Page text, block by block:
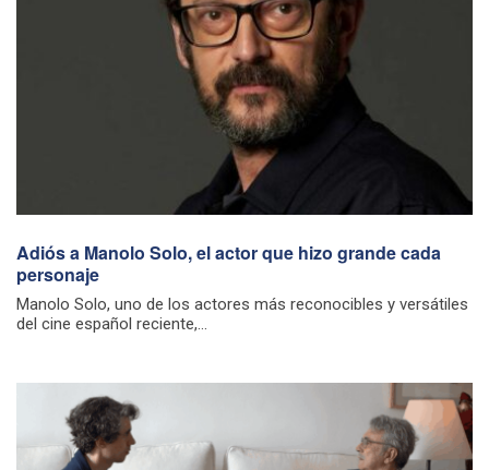
Adiós a Manolo Solo, el actor que hizo grande cada
personaje
Manolo Solo, uno de los actores más reconocibles y versátiles
del cine español reciente,...